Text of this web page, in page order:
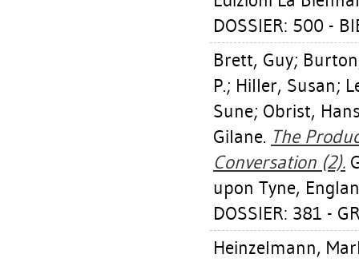
DOSSIER: 500 -
Brett, Guy;
P.; Hiller, Susan;
Sune; Obrist,
Gilane. The
Conversation (2).
upon Tyne,
DOSSIER: 381 -
Heinzelmann,